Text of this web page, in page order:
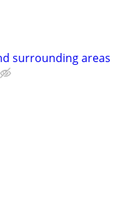
surrounding areas